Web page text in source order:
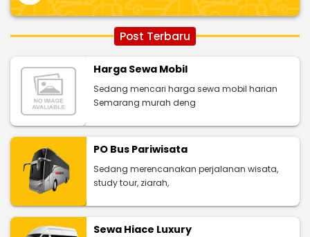
Post Terbaru
Harga Sewa Mobil
Sedang mencari harga sewa mobil harian
Semarang murah deng
PO Bus Pariwisata
Sedang merencanakan perjalanan wisata,
study tour, ziarah,
Sewa Hiace Luxury